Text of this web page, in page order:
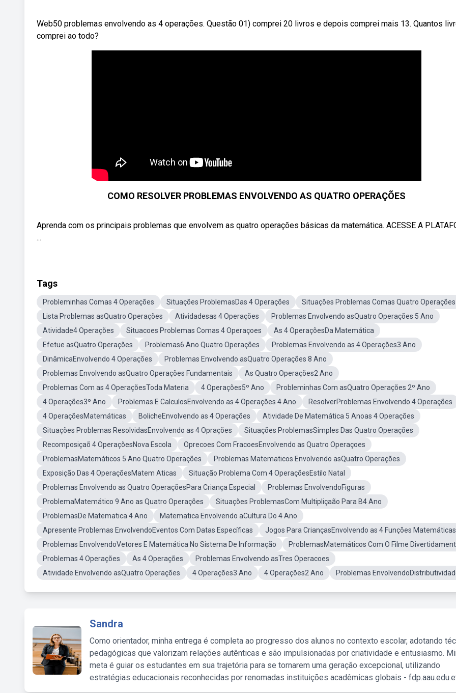
Web50 problemas envolvendo as 4 operações. Questão 01) comprei 20 livros e depois comprei mais 13. Quantos
comprei ao todo?
COMO RESOLVER PROBLEMAS ENVOLVENDO AS QUATRO OPERAÇÕES
Aprenda com os principais problemas que envolvem as quatro operações básicas da matemática. ACESSE A
...
Tags
Probleminhas Comas 4 Operações Situações ProblemasDas 4 Operações
Situações Problemas Comas Quatro Operações
Lista Problemas asQuatro Operações
Atividadesas 4 Operações
Problemas Envolvendo asQuatro Operações 5 Ano
Atividade4 Operações
Situacoes Problemas Comas 4 Operaçoes
As 4 OperaçõesDa Matemática
Efetue asQuatro Operações
Problemas6 Ano Quatro Operações
Problemas Envolvendo as 4 Operações3 Ano
DinâmicaEnvolvendo 4 Operações
Problemas Envolvendo asQuatro Operações 8 Ano
Problemas Envolvendo asQuatro Operações Fundamentais
As Quatro Operações2 Ano
Problemas Com as 4 OperaçõesToda Materia
4 Operações5º Ano
Probleminhas Com asQuatro Operações 2º Ano
4 Operações3º Ano
Problemas E CalculosEnvolvendo as 4 Operações 4 Ano
ResolverProblemas Envolvendo 4 Operações
4 OperaçõesMatemáticas
BolicheEnvolvendo as 4 Operações
Atividade De Matemática 5 Anoas 4 Operações
Situações Problemas ResolvidasEnvolvendo as 4 Oprações
Situações ProblemasSimples Das Quatro Operações
Recomposiçaõ 4 OperaçõesNova Escola
Oprecoes Com FracoesEnvolvendo as Quatro Operaçoes
ProblemasMatemáticos 5 Ano Quatro Operações
Problemas Matematicos Envolvendo asQuatro Operações
Exposição Das 4 OperaçõesMatem Aticas
Situação Problema Com 4 OperaçõesEstilo Natal
Problemas Envolvendo as Quatro OperaçõesPara Criança Especial
Problemas EnvolvendoFiguras
ProblemaMatemático 9 Ano as Quatro Operações
Situações ProblemasCom Multipliçaão Para B4 Ano
ProblemasDe Matematica 4 Ano
Matematica Envolvendo aCultura Do 4 Ano
Apresente Problemas EnvolvendoEventos Com Datas Específicas
Jogos Para CriançasEnvolvendo as 4 Funções Matemáticas
Problemas EnvolvendoVetores E Matemática No Sistema De Informação
ProblemasMatemáticos Com O Filme
Problemas 4 Operações
As 4 Operações
Problemas Envolvendo asTres Operacoes
Atividade Envolvendo asQuatro Operações
4 Operações3 Ano 4 Operações2 Ano Problemas
Sandra
Como orientador, minha entrega é completa ao progresso dos alunos no contexto escolar, adotando
pedagógicas que valorizam relações autênticas e são impulsionadas por criatividade e entusiasmo.
meta é guiar os estudantes em sua trajetória para se tornarem uma geração excepcional, utilizando
estratégias educacionais reconhecidas por renomadas instituições acadêmicas globais -